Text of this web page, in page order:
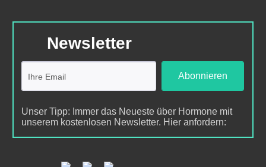
Newsletter
Abonnieren
Unser Tipp: Immer das Neueste über Hormone mit
unserem kostenlosen Newsletter. Hier anfordern: